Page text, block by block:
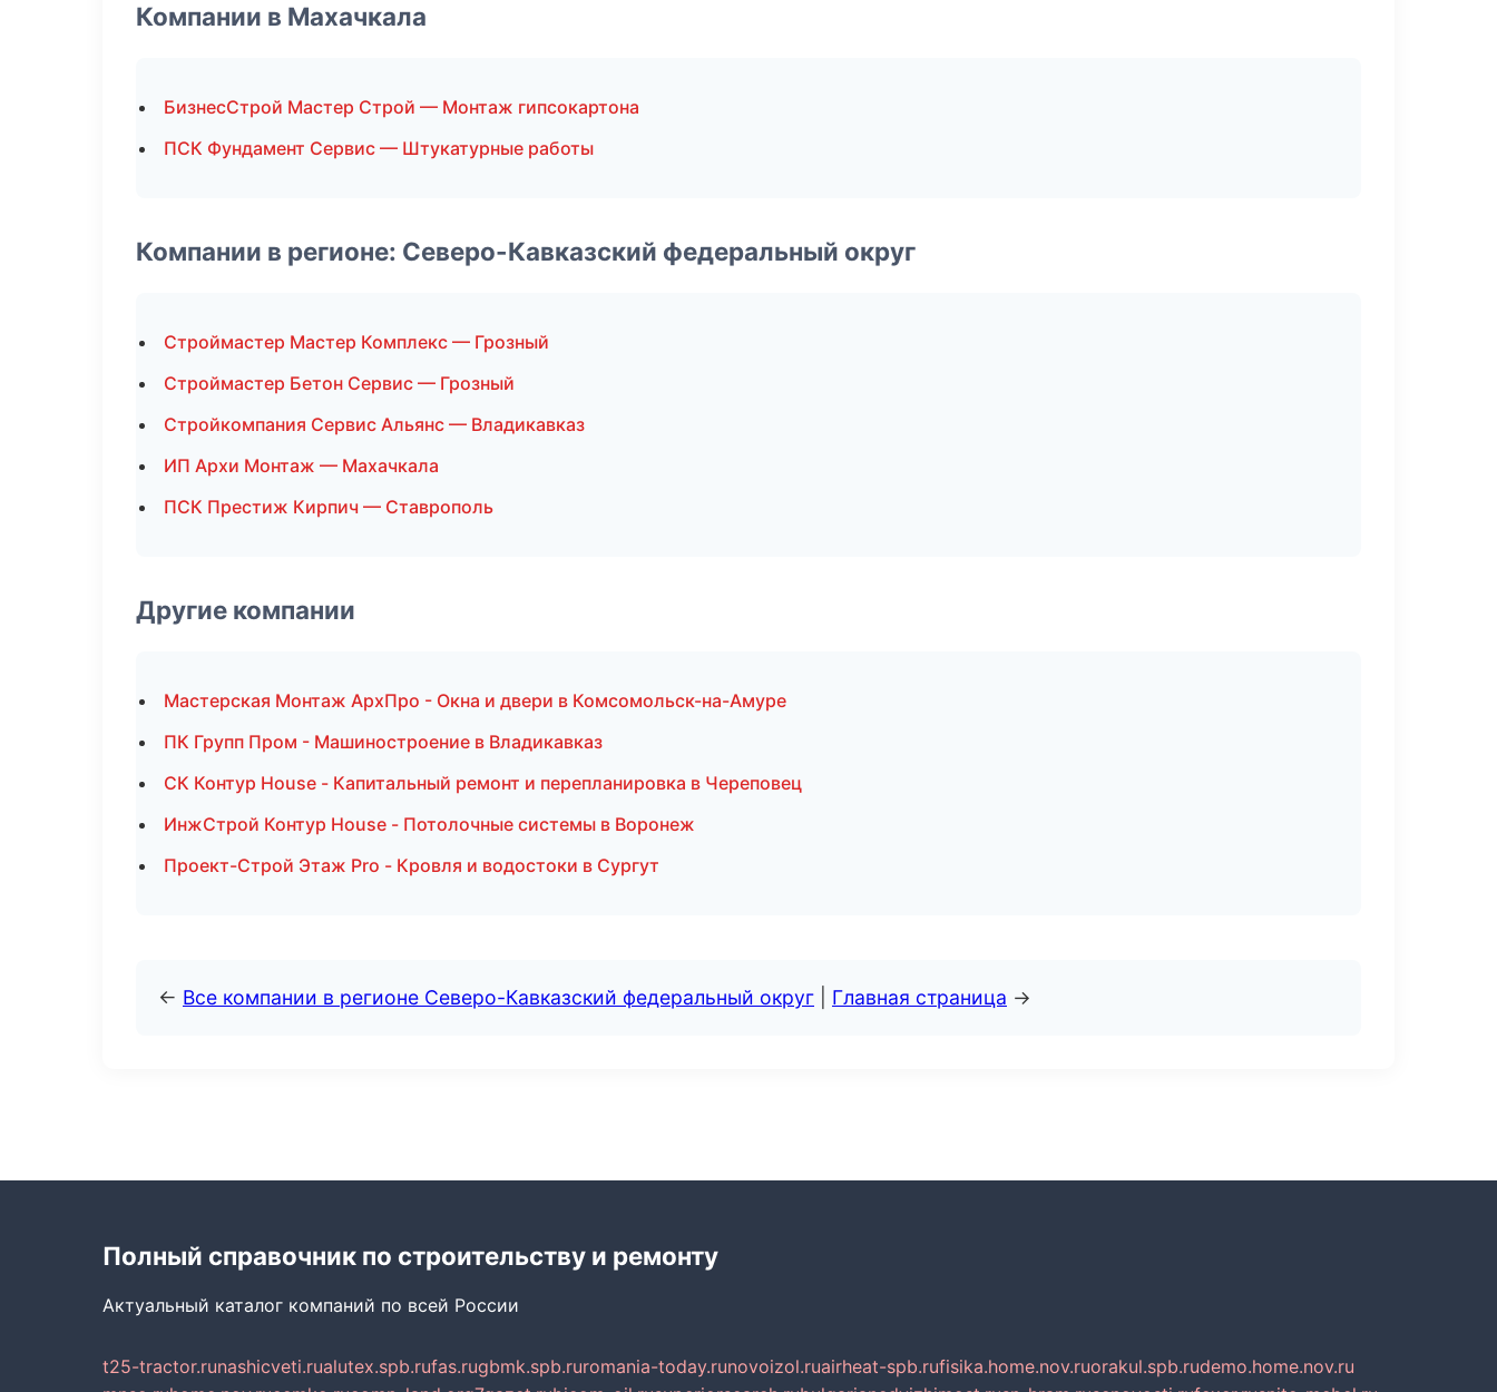
Компании в Махачкала
БизнесСтрой Мастер Строй — Монтаж гипсокартона
ПСК Фундамент Сервис — Штукатурные работы
Компании в регионе: Северо-Кавказский федеральный округ
Строймастер Мастер Комплекс — Грозный
Строймастер Бетон Сервис — Грозный
Стройкомпания Сервис Альянс — Владикавказ
ИП Архи Монтаж — Махачкала
ПСК Престиж Кирпич — Ставрополь
Другие компании
Мастерская Монтаж АрхПро - Окна и двери в Комсомольск-на-Амуре
ПК Групп Пром - Машиностроение в Владикавказ
СК Контур House - Капитальный ремонт и перепланировка в Череповец
ИнжСтрой Контур House - Потолочные системы в Воронеж
Проект-Строй Этаж Pro - Кровля и водостоки в Сургут
← Все компании в регионе Северо-Кавказский федеральный округ Главная страница →
Полный справочник по строительству и ремонту
Актуальный каталог компаний по всей России
t25-tractor.runashicveti.rualutex.spb.rufas.rugbmk.spb.ruromania-today.runovoizol.ruairheat-spb.rufisika.home.nov.ruorakul.spb.rudemo.home.nov.ru